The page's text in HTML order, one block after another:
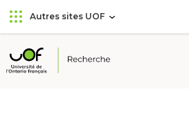
Aller
au
principal
Passer
au
Autres sites UOF
Université